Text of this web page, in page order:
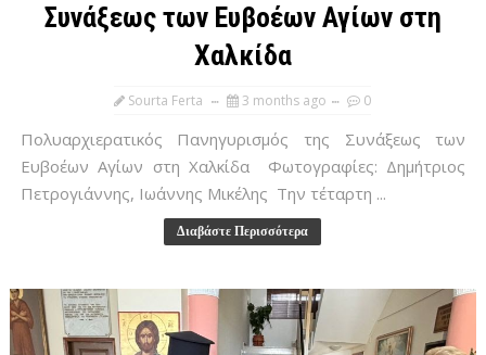
Συνάξεως των Ευβοέων Αγίων στη
Χαλκίδα
Sourta Ferta 3 months ago 0
Πολυαρχιερατικός Πανηγυρισμός της Συνάξεως των
Ευβοέων Αγίων στη Χαλκίδα Φωτογραφίες: Δημήτριος
Πετρογιάννης, Ιωάννης Μικέλης Την τέταρτη ...
Διαβάστε Περισσότερα